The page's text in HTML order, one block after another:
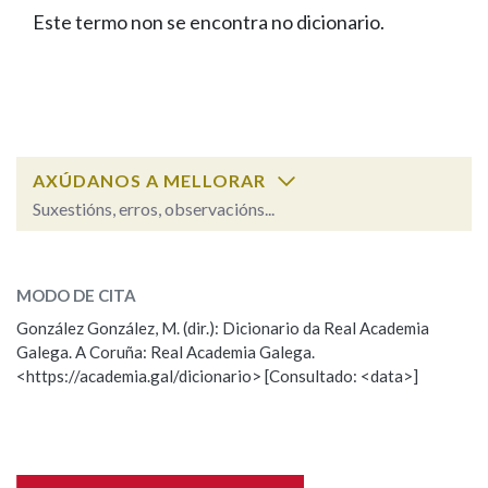
FIGURAS HOMENAXEADAS
PORTAL DAS PALABRAS
Facebook
TwitterYoutubeInstagram
Bluesky
BUSCAR NOS LEMAS
Remata por
BUSCAR NO CONTIDO
Nas definicións
Este termo non se encontra no dicionario.
AXÚDANOS A MELLORAR
Suxestións, erros, observacións...
Observación
Nome
MODO DE CITA
González González, M. (dir.): Dicionario da Real Academia
Galega. A Coruña: Real Academia Galega.
<https://academia.gal/dicionario> [Consultado: <data>]